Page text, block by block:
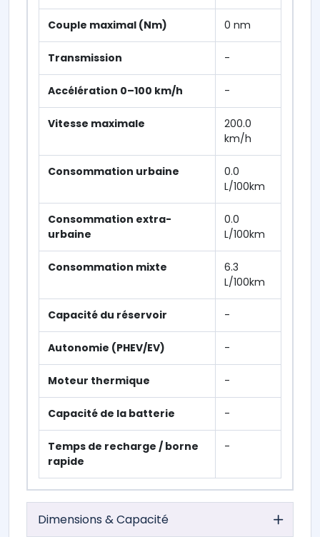
Couple maximal (Nm) 0 nm
Transmission -
Accélération 0–100 km/h -
Vitesse maximale
200.0
km/h
Consommation urbaine
0.0
L/100km
Consommation extra-
urbaine
0.0
L/100km
Consommation mixte
6.3
L/100km
Capacité du réservoir -
Autonomie (PHEV/EV) -
Moteur thermique -
Capacité de la batterie -
Temps de recharge / borne
rapide
-
Dimensions & Capacité